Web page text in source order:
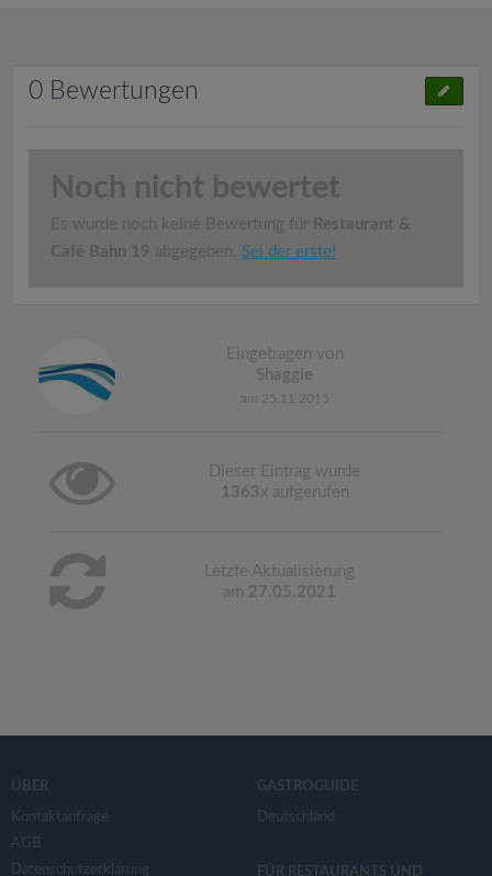
0 Bewertungen
Noch nicht bewertet
Es wurde noch keine Bewertung für Restaurant &
Café Bahn 19 abgegeben. Sei der erste!
Eingetragen von
Shaggie
am 25.11.2015
Dieser Eintrag wurde
1363x aufgerufen
Letzte Aktualisierung
am 27.05.2021
ÜBER
Kontaktanfrage
AGB
Datenschutzerklärung
GASTROGUIDE
Deutschland
FÜR RESTAURANTS UND